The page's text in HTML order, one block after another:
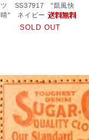
ツ SS37917 "凱風快
晴" ネイビー
SOLD OUT